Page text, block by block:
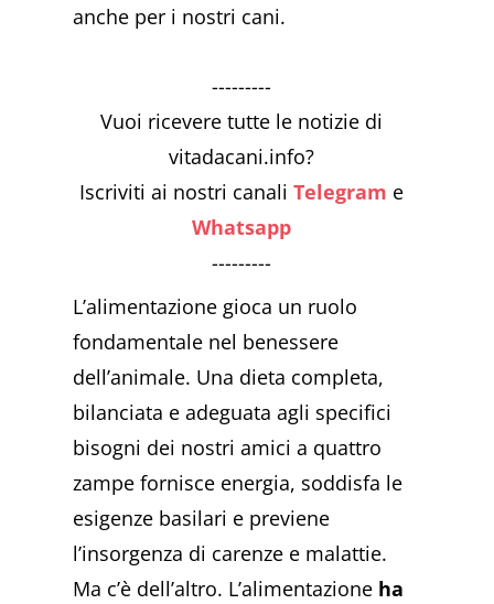
anche per i nostri cani.
---------
Vuoi ricevere tutte le notizie di
vitadacani.info?
Iscriviti ai nostri canaliTelegram e
Whatsapp
---------
L’alimentazione gioca un ruolo
fondamentale nel benessere
dell’animale. Una dieta completa,
bilanciata e adeguata agli specifici
bisogni dei nostri amici a quattro
zampe fornisce energia, soddisfa le
esigenze basilari e previene
l’insorgenza di carenze e malattie.
Ma c’è dell’altro. L’alimentazione ha